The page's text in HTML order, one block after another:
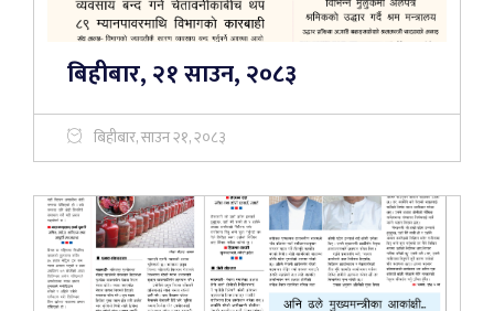
बिहीबार, २१ साउन, २०८३
बिहीबार, साउन २१, २०८३